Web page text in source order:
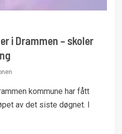
i Drammen – skoler
kommune har fått
av det siste døgnet. I